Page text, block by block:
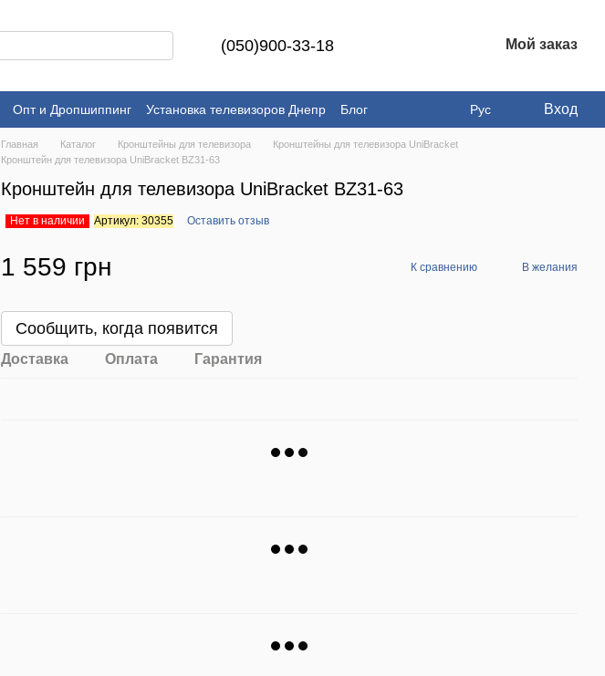
(050)900-33-18 Мой заказ
Опт и Дропшиппинг Установка телевизоров Днепр
Блог
Рус Вход
Главная Каталог Кронштейны для телевизора
Кронштейны для телевизора UniBracket
Кронштейн для телевизора UniBracket BZ31-63
Кронштейн для телевизора UniBracket BZ31-63
Нет в наличии Артикул: 30355 Оставить отзыв
1 559 грн К сравнению В желания
Сообщить, когда появится
Доставка Оплата Гарантия